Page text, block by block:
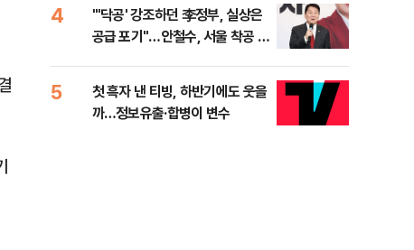
4
"'닥공' 강조하던 李정부, 실상은
공급 포기"…안철수, 서울 착공 실
5
첫 흑자 낸 티빙, 하반기에도 웃을
까…정보유출·합병이 변수